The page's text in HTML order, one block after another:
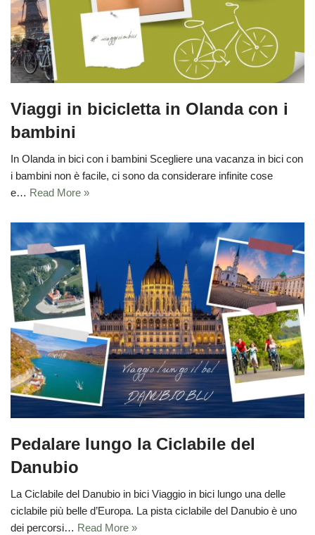
Viaggi in bicicletta in Olanda con i
bambini
In Olanda in bici con i bambini Scegliere una vacanza in bici con
i bambini non è facile, ci sono da considerare infinite cose
e… Read More »
Pedalare lungo la Ciclabile del
Danubio
La Ciclabile del Danubio in bici Viaggio in bici lungo una delle
ciclabile più belle d’Europa. La pista ciclabile del Danubio è uno
dei percorsi… Read More »